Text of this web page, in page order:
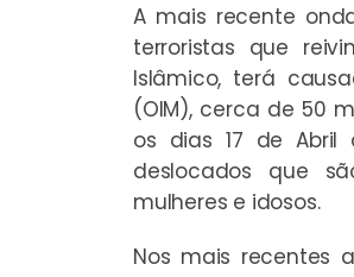
A mais recente
terroristas que
Islâmico, terá
(OIM), cerca de 50
os dias 17 de Abril
deslocados que
mulheres e idosos.
Nos mais recentes